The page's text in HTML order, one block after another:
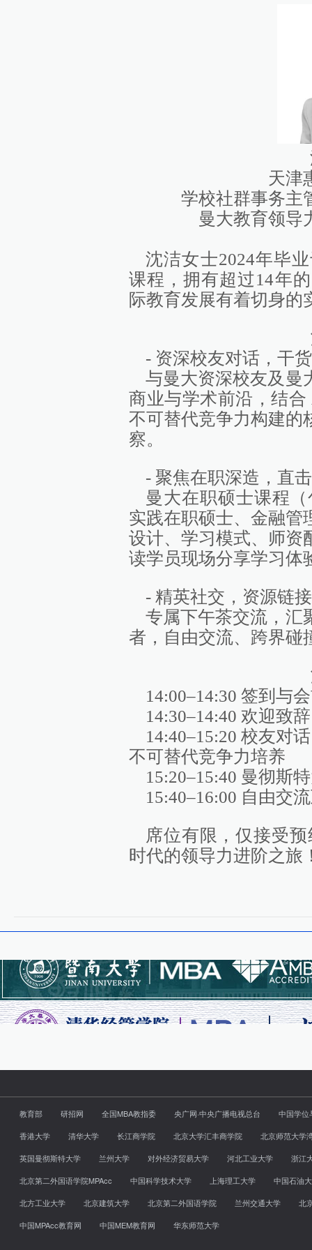
天津
学校社群事务主
曼大教育领导
沈洁女士2024年毕
课程，拥有超过14年
际教育发展有着切身的
- 资深校友对话，干
与曼大资深校友及曼
商业与学术前沿，结
不可替代竞争力构建的
察。
- 聚焦在职深造，直
曼大在职硕士课程
实践在职硕士、金融管
设计、学习模式、师资
读学员现场分享学习体
- 精英社交，资源链接
专属下午茶交流，汇
者，自由交流、跨界碰
14:00–14:30 签到与
14:30–14:40 欢迎致辞
14:40–15:20 校友对
不可替代竞争力培养
15:20–15:40 曼彻斯
15:40–16:00 自由交
席位有限，仅接受
时代的领导力进阶之旅
教育部 研招网 全国MBA教指委 央广网·中央广播电视总台
中国学位
香港大学
清华大学 长江商学院 北京大学汇丰商学院
北京师范大学
英国曼彻斯特大学
兰州大学 对外经济贸易大学 河北工业大学
浙江
北京第二外国语学院MPAcc
中国科学技术大学 上海理工大学
中国石油
北方工业大学
北京建筑大学 北京第二外国语学院 兰州交通大学
北
中国MPAcc教育网
中国MEM教育网 华东师范大学